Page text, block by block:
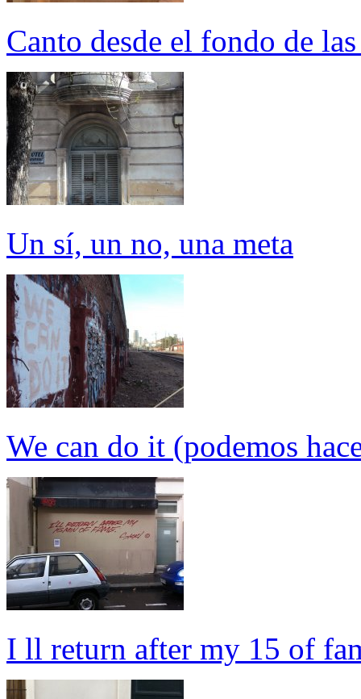
Canto desde el fondo de
Un sí, un no, una meta
We can do it (podemos
I ll return after my 15 of